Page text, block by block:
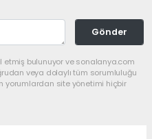
Gönder
etmiş bulunuyor ve sonalanya.com
veya dolaylı tüm sorumluluğu
yorumlardan site yönetimi hiçbir